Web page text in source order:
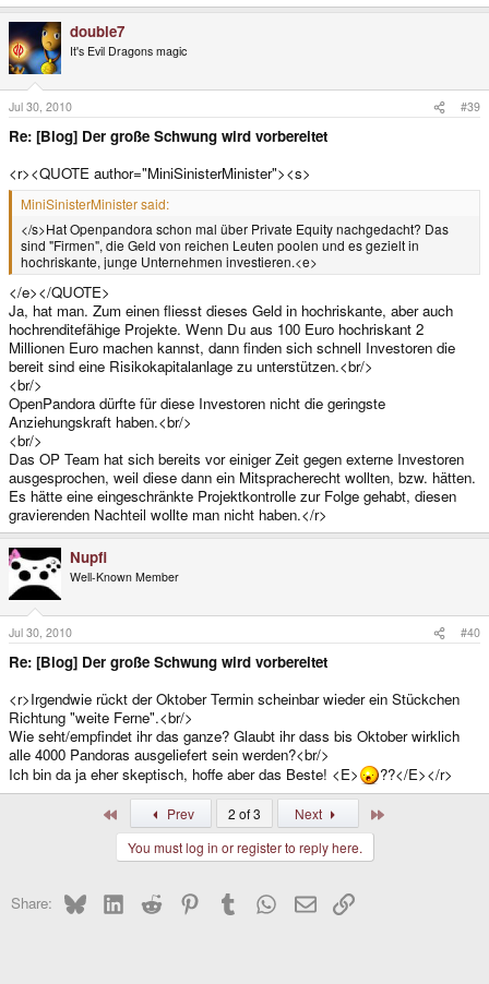
double7
It's Evil Dragons magic
Jul 30, 2010 #39
Re: [Blog] Der große Schwung wird vorbereitet
<r><QUOTE author="MiniSinisterMinister"><s>
MiniSinisterMinister said:
</s>Hat Openpandora schon mal über Private Equity nachgedacht? Das
sind "Firmen", die Geld von reichen Leuten poolen und es gezielt in
hochriskante, junge Unternehmen investieren.<e>
</e></QUOTE>
Ja, hat man. Zum einen fliesst dieses Geld in hochriskante, aber auch
hochrenditefähige Projekte. Wenn Du aus 100 Euro hochriskant 2
Millionen Euro machen kannst, dann finden sich schnell Investoren die
bereit sind eine Risikokapitalanlage zu unterstützen.<br/>
<br/>
OpenPandora dürfte für diese Investoren nicht die geringste
Anziehungskraft haben.<br/>
<br/>
Das OP Team hat sich bereits vor einiger Zeit gegen externe Investoren
ausgesprochen, weil diese dann ein Mitspracherecht wollten, bzw. hätten.
Es hätte eine eingeschränkte Projektkontrolle zur Folge gehabt, diesen
gravierenden Nachteil wollte man nicht haben.</r>
Nupfi
Well-Known Member
Jul 30, 2010 #40
Re: [Blog] Der große Schwung wird vorbereitet
<r>Irgendwie rückt der Oktober Termin scheinbar wieder ein Stückchen
Richtung "weite Ferne".<br/>
Wie seht/empfindet ihr das ganze? Glaubt ihr dass bis Oktober wirklich
alle 4000 Pandoras ausgeliefert sein werden?<br/>
Ich bin da ja eher skeptisch, hoffe aber das Beste! <E>
??</E></r>
Prev 2 of 3 Next
You must log in or register to reply here.
Share: BlueskyLinkedInReddit PinterestTumblr WhatsApp
EmailLink